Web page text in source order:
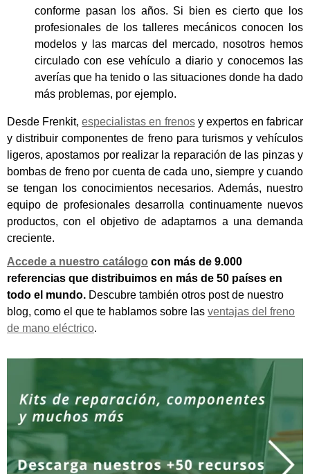
conforme pasan los años. Si bien es cierto que los
profesionales de los talleres mecánicos conocen los
modelos y las marcas del mercado, nosotros hemos
circulado con ese vehículo a diario y conocemos las
averías que ha tenido o las situaciones donde ha dado
más problemas, por ejemplo.
Desde Frenkit,especialistas en frenosy expertos en fabricar
y distribuir componentes de freno para turismos y vehículos
ligeros, apostamos por realizar la reparación de las pinzas y
bombas de freno por cuenta de cada uno, siempre y cuando
se tengan los conocimientos necesarios. Además, nuestro
equipo de profesionales desarrolla continuamente nuevos
productos, con el objetivo de adaptarnos a una demanda
creciente.
Accede a nuestro catálogo con más de 9.000
referencias que distribuimos en más de 50 países en
todo el mundo. Descubre también otros post de nuestro
blog, como el que te hablamos sobre las ventajas del freno
de mano eléctrico.